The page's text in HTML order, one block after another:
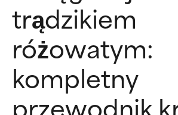
trądzikiem
różowatym:
kompletny
przewodnik